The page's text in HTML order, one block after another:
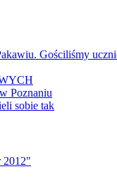
Gościliśmy
Poznaniu
sobie tak
2012"